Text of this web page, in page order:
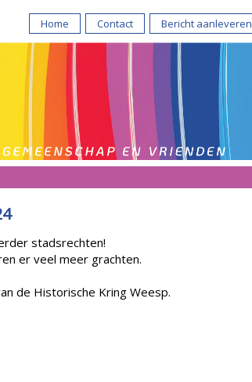
Home Contact Bericht aanleveren
stadsrechten!
er veel meer grachten.
de Historische Kring Weesp.